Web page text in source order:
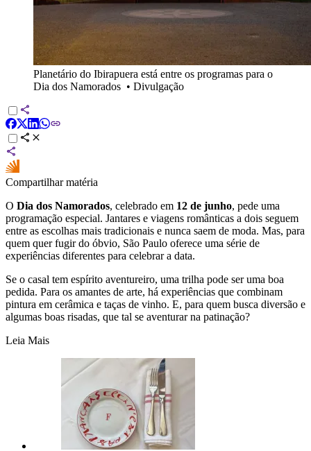
Planetário do Ibirapuera está entre os programas para o
Dia dos Namorados • Divulgação
Compartilhar matéria
O Dia dos Namorados, celebrado em 12 de junho, pede uma
programação especial. Jantares e viagens românticas a dois seguem
entre as escolhas mais tradicionais e nunca saem de moda. Mas, para
quem quer fugir do óbvio, São Paulo oferece uma série de
experiências diferentes para celebrar a data.
Se o casal tem espírito aventureiro, uma trilha pode ser uma boa
pedida. Para os amantes de arte, há experiências que combinam
pintura em cerâmica e taças de vinho. E, para quem busca diversão e
algumas boas risadas, que tal se aventurar na patinação?
Leia Mais